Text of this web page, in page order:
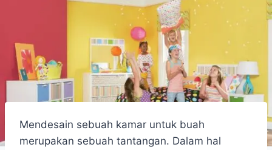
Mendesain sebuah kamar untuk buah
merupakan sebuah tantangan. Dalam hal